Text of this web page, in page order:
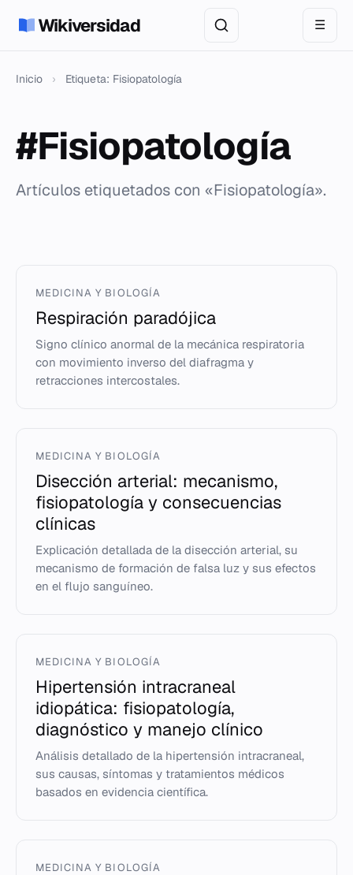
Wikiversidad ☰
Inicio › Etiqueta: Fisiopatología
#Fisiopatología
Artículos etiquetados con «Fisiopatología».
MEDICINA Y BIOLOGÍA
Respiración paradójica
Signo clínico anormal de la mecánica respiratoria
con movimiento inverso del diafragma y
retracciones intercostales.
MEDICINA Y BIOLOGÍA
Disección arterial: mecanismo,
fisiopatología y consecuencias
clínicas
Explicación detallada de la disección arterial, su
mecanismo de formación de falsa luz y sus efectos
en el flujo sanguíneo.
MEDICINA Y BIOLOGÍA
Hipertensión intracraneal
idiopática: fisiopatología,
diagnóstico y manejo clínico
Análisis detallado de la hipertensión intracraneal,
sus causas, síntomas y tratamientos médicos
basados en evidencia científica.
MEDICINA Y BIOLOGÍA